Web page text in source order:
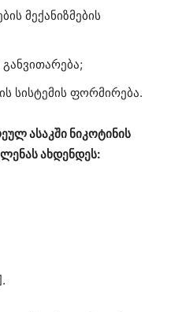
მექანიზმების
სისტემის ფორმირება.
ასაკში ნიკოტინის
ახდენდეს: